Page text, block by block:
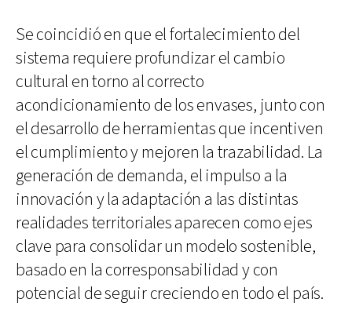
Se coincidió en que el fortalecimiento del
sistema requiere profundizar el cambio
cultural en torno al correcto
acondicionamiento de los envases, junto con
el desarrollo de herramientas que incentiven
el cumplimiento y mejoren la trazabilidad. La
generación de demanda, el impulso a la
innovación y la adaptación a las distintas
realidades territoriales aparecen como ejes
clave para consolidar un modelo sostenible,
basado en la corresponsabilidad y con
potencial de seguir creciendo en todo el país.